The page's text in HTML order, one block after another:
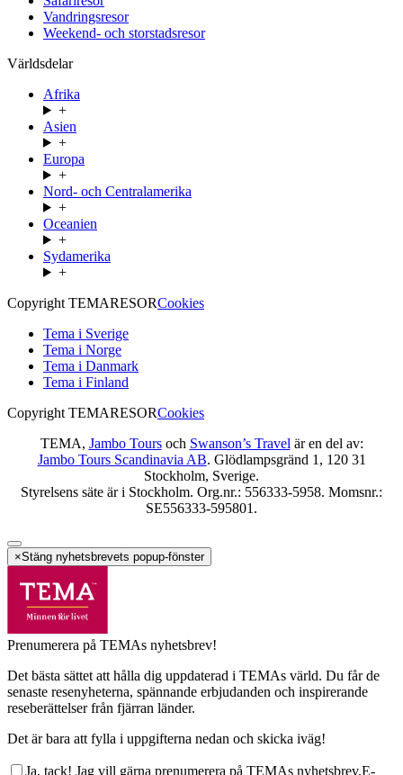
Vandringsresor
Weekend- och storstadsresor
Världsdelar
Afrika
+
Asien
+
Europa
+
Nord- och Centralamerika
+
Oceanien
+
Sydamerika
+
Copyright TEMARESORCookies
Tema i Sverige
Tema i Norge
Tema i Danmark
Tema i Finland
Copyright TEMARESORCookies
TEMA, Jambo Toursoch Swanson’s Travel är en del av:
Jambo Tours Scandinavia AB. Glödlampsgränd 1, 120 31
Stockholm, Sverige.
Styrelsens säte är i Stockholm. Org.nr.: 556333-5958. Momsnr.:
SE556333-595801.
×Stäng nyhetsbrevets popup-fönster
Prenumerera på TEMAs nyhetsbrev!
Det bästa sättet att hålla dig uppdaterad i TEMAs värld. Du får de
senaste resenyheterna, spännande erbjudanden och inspirerande
reseberättelser från fjärran länder.
Det är bara att fylla i uppgifterna nedan och skicka iväg!
Ja, tack! Jag vill gärna prenumerera på TEMAs nyhetsbrev.E-